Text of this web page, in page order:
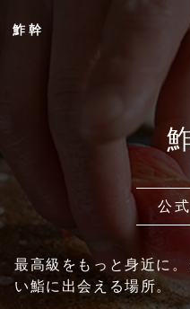
鮓 幹
公
最高級をもっと身近に
い鮨に出会える場所。